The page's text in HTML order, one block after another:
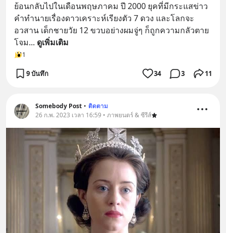
ย้อนกลับไปในเดือนพฤษภาคม ปี 2000 ยุคที่มีกระแสข่าว
คำทำนายเรื่องดาวเคราะห์เรียงตัว 7 ดวง และโลกจะ
อวสาน เด็กชายวัย 12 ขวบอย่างผมจู่ๆ ก็ถูกความกลัวตาย
โจม... ดูเพิ่มเติม
1
9 บันทึก 34 3 11
Somebody Post • ติดตาม
26 ก.พ. 2023 เวลา 16:59 • ภาพยนตร์ & ซีรีส์